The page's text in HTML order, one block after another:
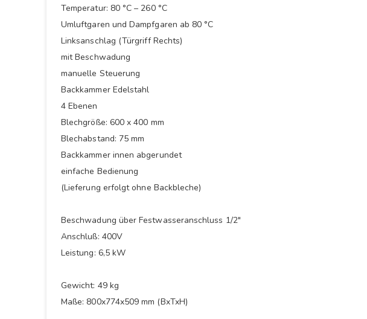
Temperatur: 80 °C – 260 °C
Umluftgaren und Dampfgaren ab 80 °C
Linksanschlag (Türgriff Rechts)
mit Beschwadung
manuelle Steuerung
Backkammer Edelstahl
4 Ebenen
Blechgröße: 600 x 400 mm
Blechabstand: 75 mm
Backkammer innen abgerundet
einfache Bedienung
(Lieferung erfolgt ohne Backbleche)
Beschwadung über Festwasseranschluss 1/2"
Anschluß: 400V
Leistung: 6,5 kW
Gewicht: 49 kg
Maße: 800x774x509 mm (BxTxH)